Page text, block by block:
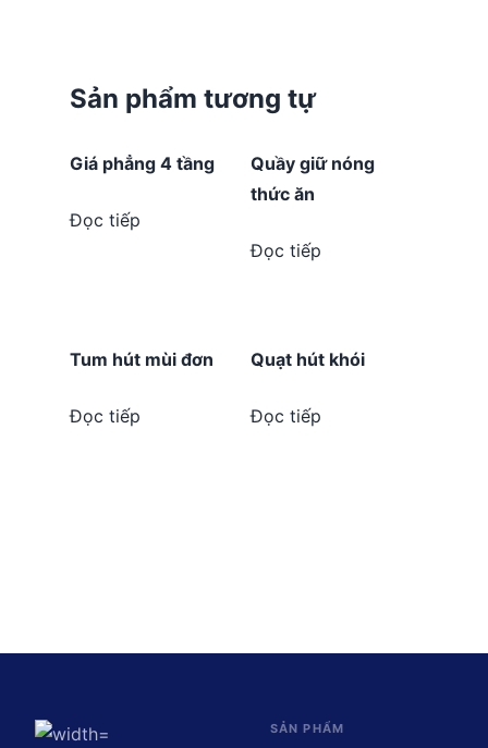
Sản phẩm tương tự
Giá phẳng 4 tầng
Đọc tiếp
Quầy giữ nóng
thức ăn
Đọc tiếp
Tum hút mùi đơn
Đọc tiếp
Quạt hút khói
Đọc tiếp
SẢN PHẨM